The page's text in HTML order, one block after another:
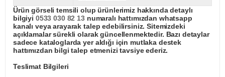
Ürün görseli temsili olup ürünlerimiz hakkında detaylı
bilgiyi 0533 030 82 13numaralı hattımızdan whatsapp
kanalı veya arayarak talep edebilirsiniz. Sitemizdeki
açıklamalar sürekli olarak güncellenmektedir. Bazı detaylar
sadece kataloglarda yer aldığı için mutlaka destek
hattımızdan bilgi talep etmenizi tavsiye ederiz.
Teslimat Bilgileri